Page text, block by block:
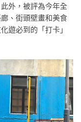
外，被評為今年全
、街頭壁畫和美食
遊必到的「打卡」